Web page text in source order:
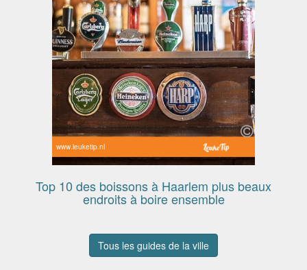
www.leuketip.nl
Top 10 des boissons à Haarlem plus beaux
endroits à boire ensemble
Tous les guides de la ville